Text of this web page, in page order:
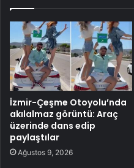
İzmir-Çeşme Otoyolu’nda
akılalmaz görüntü: Araç
üzerinde dans edip
paylaştılar
Ağustos 9, 2026